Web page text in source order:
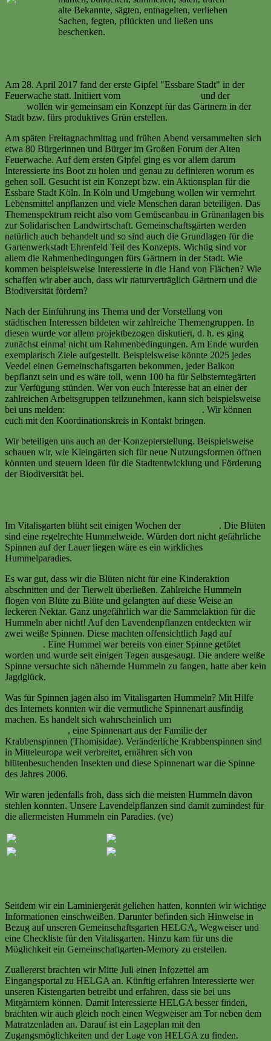
alte Bekannte, sägten, entnagelten, verliehen
Sachen, fegten, pflückten und ließen uns
beschenken.
Am 28. April 2017 fand der erste Gipfel "Essbare Stadt" in der
Feuerwache statt. Initiiert vom
und der
wollen wir gemeinsam ein Konzept für das Gärtnern in der
Stadt bzw. fürs produktives Grün erstellen.
Am späten Freitagnachmittag und frühen Abend versammelten sich
etwa 80 Bürgerinnen und Bürger im Großen Forum der Alten
Feuerwache. Auf dem ersten Gipfel ging es vor allem darum
Interessierte ins Boot zu holen und genau zu definieren worum es
gehen soll. Gesucht ist ein Konzept bzw. ein Aktionsplan für die
Essbare Stadt Köln. In Köln und Umgebung wollen wir vermehrt
Lebensmittel anpflanzen und viele Menschen daran beteiligen. Das
Themenspektrum reicht also vom Gemüseanbau in Grünanlagen bis
zur Solidarischen Landwirtschaft. Gemeinschaftsgärten werden
natürlich auch behandelt und so sind auch die Grundlagen für die
Gartenwerkstadt Ehrenfeld Teil des Konzepts. Wichtig sind vor
allem die Rahmenbedingungen fürs Gärtnern in der Stadt. Wie
kommen beispielsweise Interessierte in die Hand von Flächen? Wie
schaffen wir aber auch, dass wir naturverträglich Gärtnern und die
Biodiversität fördern?
Nach der Einführung ins Thema und der Vorstellung von
städtischen Interessen bildeten wir zahlreiche Themengruppen. In
diesen wurde vor allem projektbezogen diskutiert, d. h. es ging
zunächst einmal nicht um Rahmenbedingungen. Am Ende wurden
exemplarisch Ziele aufgestellt. Beispielsweise könnte 2025 jedes
Veedel einen Gemeinschaftsgarten bekommen, jeder Balkon
bepflanzt sein und es wäre toll, wenn 100 ha für Selbsterntegärten
zur Verfügung stünden. Wer von euch Interesse hat an einer der
zahlreichen Arbeitsgruppen teilzunehmen, kann sich beispielsweise
bei uns melden:
. Wir können
euch mit den Koordinationskreis in Kontakt bringen.
Wir beteiligen uns auch an der Konzepterstellung. Beispielsweise
schauen wir, wie Kleingärten sich für neue Nutzungsformen öffnen
könnten und steuern Ideen für die Stadtentwicklung und Förderung
der Biodiversität bei.
Im Vitalisgarten blüht seit einigen Wochen der
. Die Blüten
sind eine regelrechte Hummelweide. Würden dort nicht gefährliche
Spinnen auf der Lauer liegen wäre es ein wirkliches
Hummelparadies.
Es war gut, dass wir die Blüten nicht für eine Kinderaktion
abschnitten und der Tierwelt überließen. Zahlreiche Hummeln
flogen von Blüte zu Blüte und gelangten auf diese Weise an
leckeren Nektar. Ganz ungefährlich war die Sammelaktion für die
Hummeln aber nicht! Auf den Lavendenpflanzen entdeckten wir
zwei weiße Spinnen. Diese machten offensichtlich Jagd auf
. Eine Hummel war bereits von einer Spinne getötet
worden und wurde seit einigen Tagen ausgesaugt. Die andere weiße
Spinne versuchte sich nähernde Hummeln zu fangen, hatte aber kein
Jagdglück.
Was für Spinnen jagen also im Vitalisgarten Hummeln? Mit Hilfe
des Internets konnten wir die vermutliche Spinnenart ausfindig
machen. Es handelt sich wahrscheinlich um
, eine Spinnenart aus der Familie der
Krabbenspinnen (Thomisidae). Veränderliche Krabbenspinnen sind
in Mitteleuropa weit verbreitet, ernähren sich von
blütenbesuchenden Insekten und diese Spinnenart war die Spinne
des Jahres 2006.
Wir waren jedenfalls froh, dass sich die meisten Hummeln davon
stehlen konnten. Unsere Lavendelpflanzen sind damit zumindest für
die allermeisten Hummeln ein Paradies. (ve)
Seitdem wir ein Laminiergerät geliehen hatten, konnten wir wichtige
Informationen einschweißen. Darunter befinden sich Hinweise in
Bezug auf unseren Gemeinschaftsgarten HELGA, Wegweiser und
eine Checkliste für den Vitalisgarten. Hinzu kam für uns die
Möglichkeit ein Gemeinschaftgarten-Memory zu erstellen.
Zuallererst brachten wir Mitte Juli einen Infozettel am
Eingangsportal zu HELGA an. Künftig erfahren Interessierte wer
unseren Kistengarten betreibt und erfahren, dass sie bei uns
Mitgärntern können. Damit Interessierte HELGA besser finden,
brachten wir auch gleich noch einen Wegweiser am Tor neben dem
Matratzenladen an. Darauf ist ein Lageplan mit den
Zugangsmöglichkeiten und der Lage von HELGA zu finden.